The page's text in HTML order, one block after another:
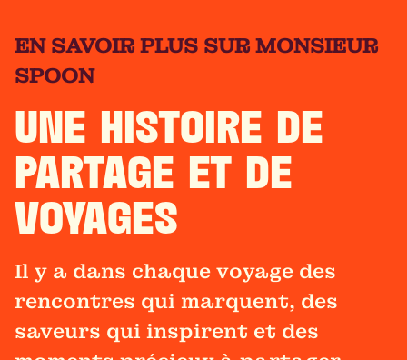
EN SAVOIR PLUS SUR MONSIEUR
SPOON
UNE HISTOIRE DE
PARTAGE ET DE
VOYAGES
Il y a dans chaque voyage des
rencontres qui marquent, des
saveurs qui inspirent et des